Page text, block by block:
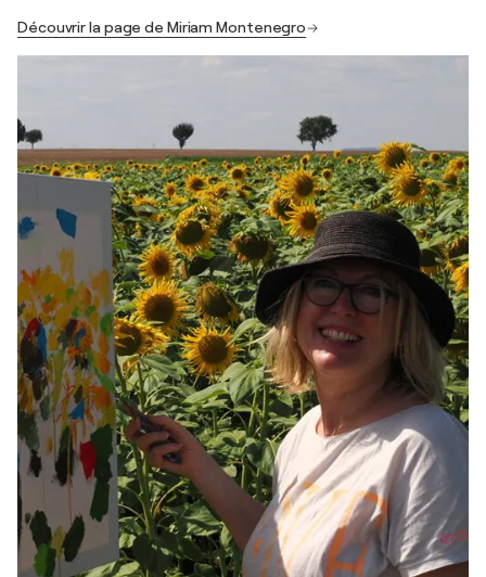
Découvrir la page de Miriam Montenegro